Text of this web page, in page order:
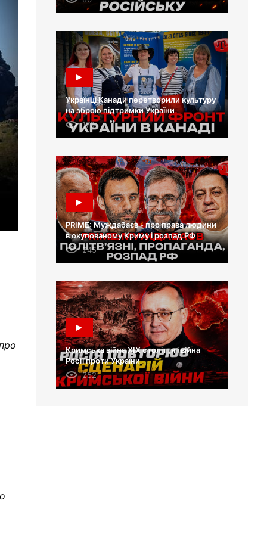
Українці Канади перетворили культуру
на зброю підтримки України
170
PRIME: Муждабаєв - про права людини
в окупованому Криму і розпад РФ
245
Кримська війна XIX століття і війна
Росії проти України
252